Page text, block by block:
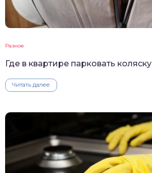
Разное
Где в квартире парковать коляску
Читать далее